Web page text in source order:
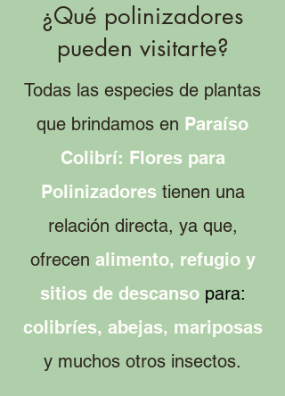
¿Qué polinizadores
pueden visitarte?
Todas las especies de plantas
que brindamos en Paraíso
Colibrí: Flores para
Polinizadores tienen una
relación directa, ya que,
ofrecen alimento, refugio y
sitios de descanso para:
colibríes, abejas, mariposas
y muchos otros insectos.